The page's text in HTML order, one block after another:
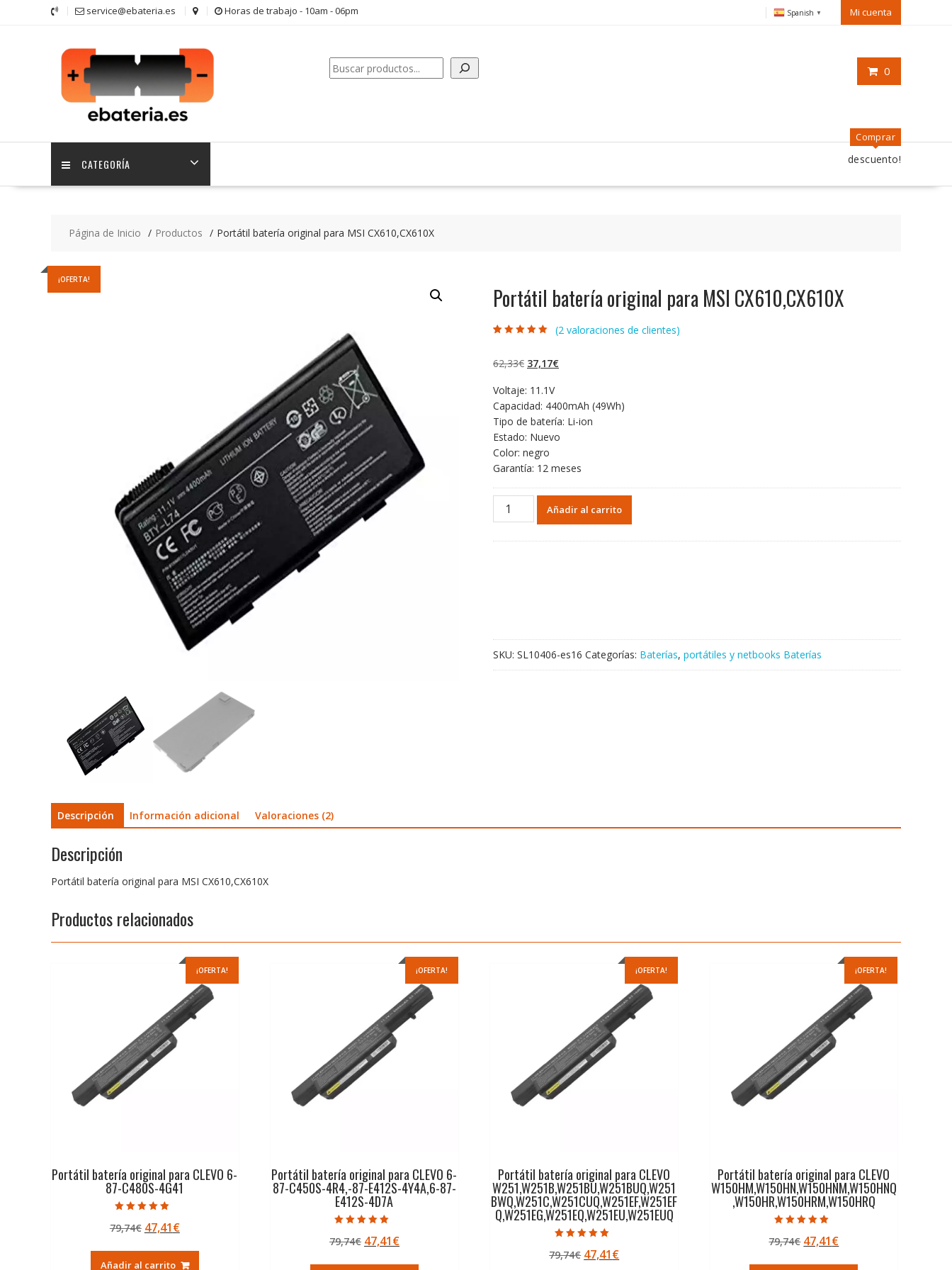
service@ebateria.es Horas de trabajo - 10am - 06pm Spanish ▼ Mi cuenta
0
Buscar
CATEGORÍA
Comprar
descuento!
Página de Inicio Productos Portátil batería original para MSI CX610,CX610X
¡OFERTA!
Portátil batería original para MSI CX610,CX610X
base a
valoraciones de
(2 valoraciones de clientes)
62,33€ El
original
era:
62,33€.
37,17€El
es:
37,17€.
Voltaje: 11.1V
Capacidad: 4400mAh (49Wh)
Tipo de batería: Li-ion
Estado: Nuevo
Color: negro
Garantía: 12 meses
Portátil
Añadir al carrito
SKU: SL10406-es16 Categorías: Baterías, portátiles y netbooks Baterías
Descripción Información adicional Valoraciones (2)
Descripción
Portátil batería original para MSI CX610,CX610X
Productos relacionados
¡OFERTA!
Portátil batería original para CLEVO 6-
87-C480S-4G41
4.50
de 5
79,74€ El
original
47,41€El
actual
Añadir al carrito
¡OFERTA!
Portátil batería original para CLEVO 6-
87-C450S-4R4,-87-E412S-4Y4A,6-87-
E412S-4D7A
5.00
de 5
79,74€ El
47,41€El
¡OFERTA!
Portátil batería original para CLEVO
W251,W251B,W251BU,W251BUQ,W251
BWQ,W251C,W251CUQ,W251EF,W251EF
Q,W251EG,W251EQ,W251EU,W251EUQ
5.00
de 5
79,74€ El
47,41€El
¡OFERTA!
Portátil batería original para CLEVO
W150HM,W150HN,W150HNM,W150HNQ
,W150HR,W150HRM,W150HRQ
5.00
de 5
79,74€ El
47,41€El